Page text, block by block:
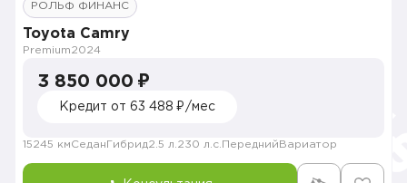
РОЛЬФ ФИНАНС
Toyota Camry
Premium2024
3 850 000 ₽
Кредит от 63 488 ₽/мес
15245 кмСедан Гибрид2.5 л. 230 л.с. Передний Вариатор